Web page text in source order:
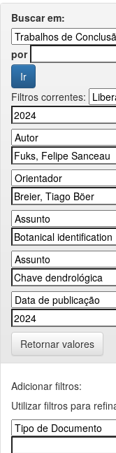
Buscar em:
por
Filtros correntes:
Retornar valores
Adicionar filtros:
Utilizar filtros para